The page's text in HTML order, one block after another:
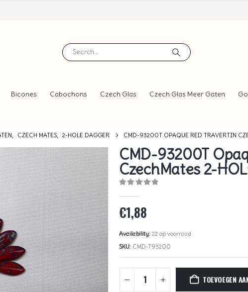
Bicones Cabochons Czech Glas Czech Glas Meer Gaten
, CZECH MATES, 2-HOLE DAGGER CMD-93200T OPAQUE RED TRAVERTIN
CMD-93200T
CzechMates 2-
€1,88
Availability: 22 op voorraad
SKU: CMD-T93200
TOEVOEGEN